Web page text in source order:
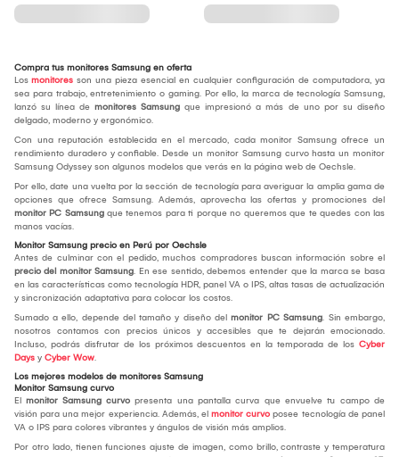
Compra tus monitores Samsung en oferta
Los monitores son una pieza esencial en cualquier configuración de computadora, ya
sea para trabajo, entretenimiento o gaming. Por ello, la marca de tecnología Samsung,
lanzó su línea de monitores Samsung que impresionó a más de uno por su diseño
delgado, moderno y ergonómico.
Con una reputación establecida en el mercado, cada monitor Samsung ofrece un
rendimiento duradero y confiable. Desde un monitor Samsung curvo hasta un monitor
Samsung Odyssey son algunos modelos que verás en la página web de Oechsle.
Por ello, date una vuelta por la sección de tecnología para averiguar la amplia gama de
opciones que ofrece Samsung. Además, aprovecha las ofertas y promociones del
monitor PC Samsung que tenemos para ti porque no queremos que te quedes con las
manos vacías.
Monitor Samsung precio en Perú por Oechsle
Antes de culminar con el pedido, muchos compradores buscan información sobre el
precio del monitor Samsung. En ese sentido, debemos entender que la marca se basa
en las características como tecnología HDR, panel VA o IPS, altas tasas de actualización
y sincronización adaptativa para colocar los costos.
Sumado a ello, depende del tamaño y diseño del monitor PC Samsung. Sin embargo,
nosotros contamos con precios únicos y accesibles que te dejarán emocionado.
Incluso, podrás disfrutar de los próximos descuentos en la temporada de los Cyber
Days y Cyber Wow.
Los mejores modelos de monitores Samsung
Monitor Samsung curvo
El monitor Samsung curvo presenta una pantalla curva que envuelve tu campo de
visión para una mejor experiencia. Además, el monitor curvo posee tecnología de panel
VA o IPS para colores vibrantes y ángulos de visión más amplios.
Por otro lado, tienen funciones ajuste de imagen, como brillo, contraste y temperatura